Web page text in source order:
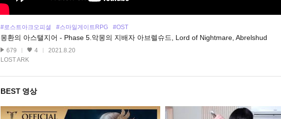
#로스트아크오피셜 #스마일게이트RPG #OST
몽환의 아스탤지어 - Phase 5.악몽의 지배자 아브렐슈드, Lord of Nightmare, Abrelshud
679 4
2021.8.20
LOST ARK
BEST 영상